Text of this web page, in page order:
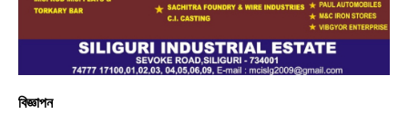
বিজ্ঞাপন